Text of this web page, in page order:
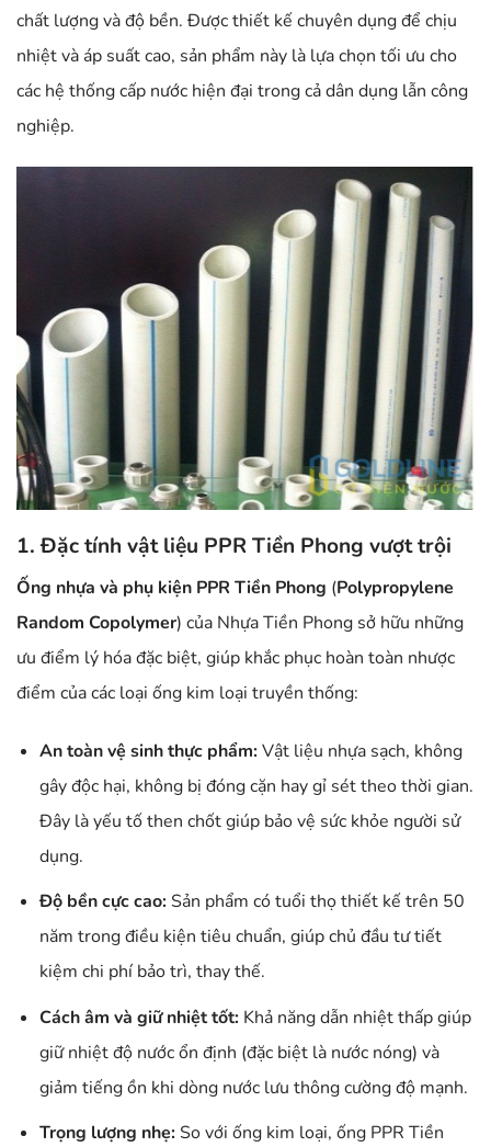
chất lượng và độ bền. Được thiết kế chuyên dụng để chịu
nhiệt và áp suất cao, sản phẩm này là lựa chọn tối ưu cho
các hệ thống cấp nước hiện đại trong cả dân dụng lẫn công
nghiệp.
1. Đặc tính vật liệu PPR Tiền Phong vượt trội
Ống nhựa và phụ kiện PPR Tiền Phong (Polypropylene
Random Copolymer) của Nhựa Tiền Phong sở hữu những
ưu điểm lý hóa đặc biệt, giúp khắc phục hoàn toàn nhược
điểm của các loại ống kim loại truyền thống:
An toàn vệ sinh thực phẩm:Vật liệu nhựa sạch, không
gây độc hại, không bị đóng cặn hay gỉ sét theo thời gian.
Đây là yếu tố then chốt giúp bảo vệ sức khỏe người sử
dụng.
Độ bền cực cao:Sản phẩm có tuổi thọ thiết kế trên 50
năm trong điều kiện tiêu chuẩn, giúp chủ đầu tư tiết
kiệm chi phí bảo trì, thay thế.
Cách âm và giữ nhiệt tốt:Khả năng dẫn nhiệt thấp giúp
giữ nhiệt độ nước ổn định (đặc biệt là nước nóng) và
giảm tiếng ồn khi dòng nước lưu thông cường độ mạnh.
Trọng lượng nhẹ:So với ống kim loại, ống PPR Tiền